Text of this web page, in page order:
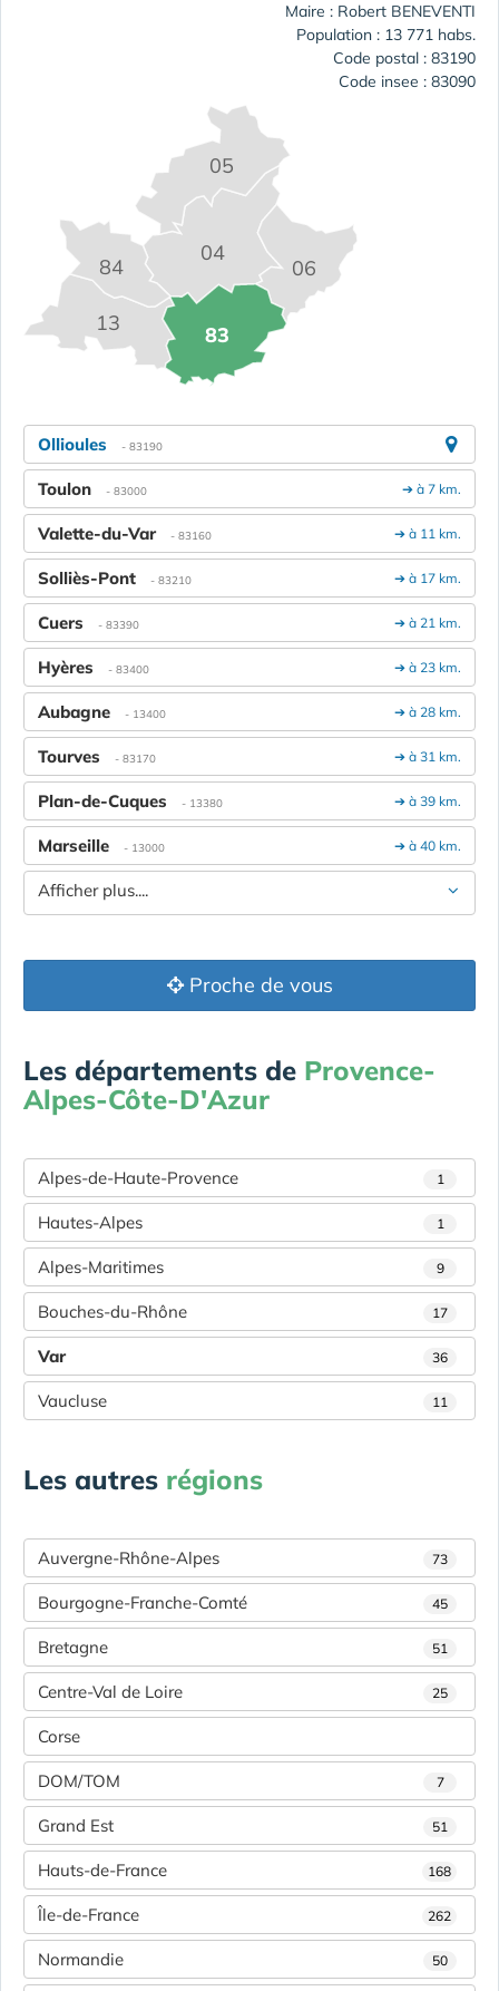
Maire : Robert BENEVENTI
Population : 13 771 habs.
Code postal : 83190
Code insee : 83090
04
05
06
13 83
84
Ollioules - 83190
➔ à 7 km.
Toulon - 83000
➔ à 11 km.
Valette-du-Var - 83160
➔ à 17 km.
Solliès-Pont - 83210
➔ à 21 km.
Cuers - 83390
➔ à 23 km.
Hyères - 83400
➔ à 28 km.
Aubagne - 13400
➔ à 31 km.
Tourves - 83170
➔ à 39 km.
Plan-de-Cuques - 13380
➔ à 40 km.
Marseille - 13000
Afficher plus....
Proche de vous
Les départements de Provence-
Alpes-Côte-D'Azur
Alpes-de-Haute-Provence 1
Hautes-Alpes 1
Alpes-Maritimes 9
Bouches-du-Rhône 17
Var 36
Vaucluse 11
Les autres régions
Auvergne-Rhône-Alpes 73
Bourgogne-Franche-Comté 45
Bretagne 51
Centre-Val de Loire 25
Corse
DOM/TOM 7
Grand Est 51
Hauts-de-France 168
Île-de-France 262
Normandie 50